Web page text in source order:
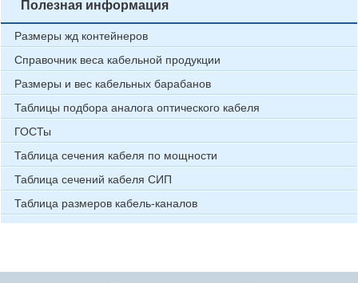
Полезная информация
Размеры жд контейнеров
Справочник веса кабельной продукции
Размеры и вес кабельных барабанов
Таблицы подбора аналога оптического кабеля
ГОСТы
Таблица сечения кабеля по мощности
Таблица сечений кабеля СИП
Таблица размеров кабель-каналов